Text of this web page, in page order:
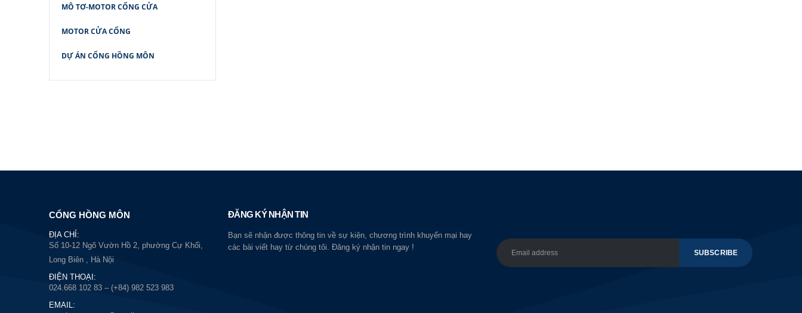
MÔ TƠ-MOTOR CỔNG CỬA
MOTOR CỬA CỔNG
DỰ ÁN CỔNG HỒNG MÔN
CỔNG HỒNG MÔN
ĐỊA CHỈ:
Số 10-12 Ngõ Vườn Hồ 2, phường Cự Khối,
Long Biên , Hà Nội
ĐIỆN THOẠI:
024.668 102 83 – (+84) 982 523 983
EMAIL:
ĐĂNG KÝ NHẬN TIN
Bạn sẽ nhận được thông tin về sự kiện, chương trình khuyến mại hay
các bài viết hay từ chúng tôi. Đăng ký nhận tin ngay !